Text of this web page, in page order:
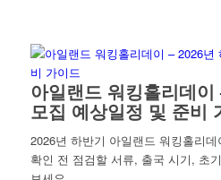
아일랜드 워킹홀리데
모집 예상일정 및 준비
2026년 하반기 아일랜드 워킹홀리
확인 전 점검할 서류, 출국 시기, 초